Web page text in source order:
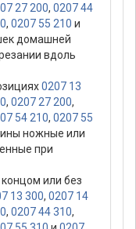
27 200, 0207 44
, 0207 55 210 и
домашней
вдоль
0207 13
, 0207 27 200,
54 210, 0207 55
ножные или
при
или без
13 300, 0207 14
, 0207 44 310,